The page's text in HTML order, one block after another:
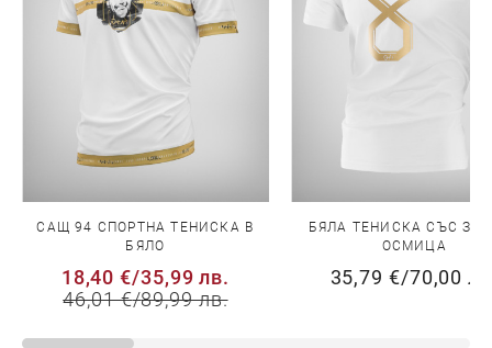
САЩ 94 СПОРТНА ТЕНИСКА В
БЯЛО
18,40 €/35,99 лв.
46,01 €/89,99 лв.
БЯЛА ТЕНИСКА СЪС
ОСМИЦА
35,79 €/70,00